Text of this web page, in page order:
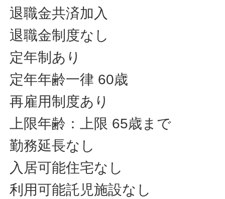
退職金共済加入
退職金制度なし
定年制あり
定年年齢一律 60歳
再雇用制度あり
上限年齢：上限 65歳まで
勤務延長なし
入居可能住宅なし
利用可能託児施設なし